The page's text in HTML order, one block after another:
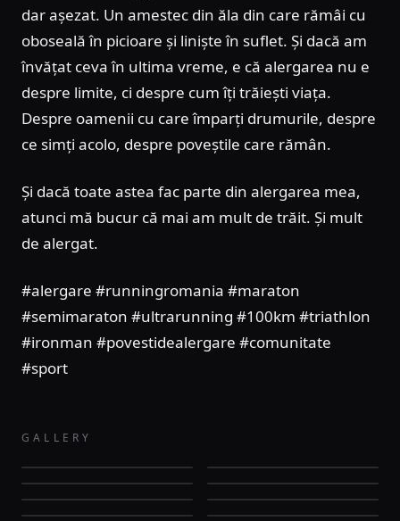
dar așezat. Un amestec din ăla din care rămâi cu
oboseală în picioare și liniște în suflet. Și dacă am
învățat ceva în ultima vreme, e că alergarea nu e
despre limite, ci despre cum îți trăiești viața.
Despre oamenii cu care împarți drumurile, despre
ce simți acolo, despre poveștile care rămân.
Și dacă toate astea fac parte din alergarea mea,
atunci mă bucur că mai am mult de trăit. Și mult
de alergat.
#alergare #runningromania #maraton
#semimaraton #ultrarunning #100km #triathlon
#ironman #povestidealergare #comunitate
#sport
GALLERY